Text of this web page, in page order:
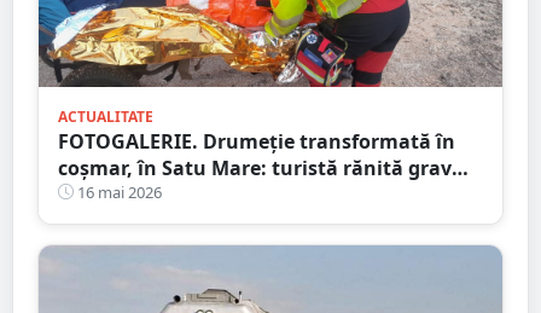
ACTUALITATE
FOTOGALERIE. Drumeție transformată în
coșmar, în Satu Mare: turistă rănită grav
după ce a alergat pe un traseu acoperit cu
frunze
16 mai 2026